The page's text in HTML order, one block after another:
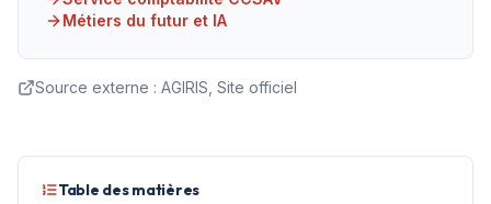
Métiers du futur et IA
Source externe : AGIRIS, Site officiel
Table des matières